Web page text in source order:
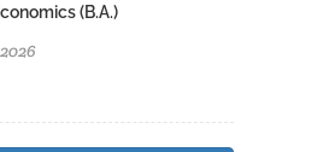
(B.A.)